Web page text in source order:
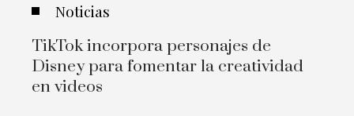
Noticias
TikTok incorpora personajes de
Disney para fomentar la creatividad
en videos